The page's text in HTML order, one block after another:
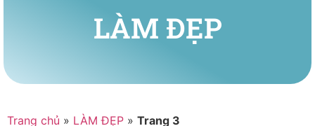
LÀM ĐẸP
Trang chủ » LÀM ĐẸP » Trang 3